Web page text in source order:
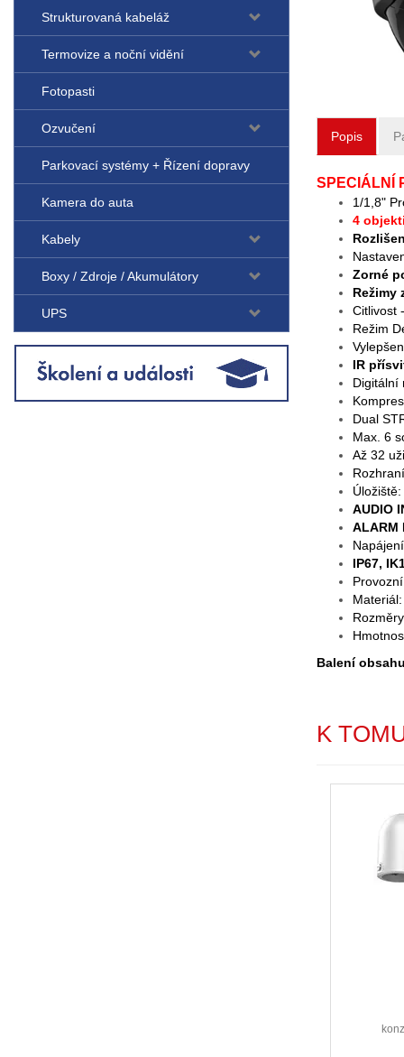
Strukturovaná kabeláž
Termovize a noční vidění
Fotopasti
Ozvučení
Parkovací systémy + Řízení dopravy
Kamera do auta
Kabely
Boxy / Zdroje / Akumulátory
UPS
Popis
SPECIÁLNÍ
1/1,8"
4
Zorné
Režimy
Režim
IR
Digitální
Dual
Max. 6
Až 32
Úložiště:
AUDIO
ALARM
IP67,
Balení
K